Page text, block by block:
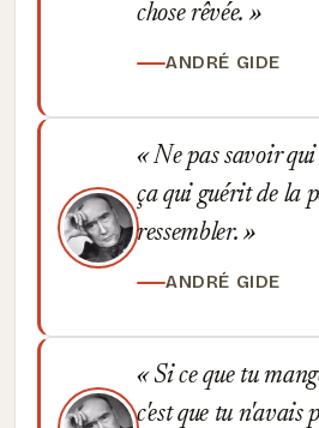
chose rêvée.
ANDRÉ GIDE
Ne pas savoir qui
ça qui guérit de la
ressembler.
ANDRÉ GIDE
Si ce que tu
c'est que tu n'avais